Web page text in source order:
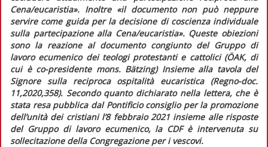
Cena/eucaristia». Inoltre «il documento non può neppure
servire come guida per la decisione di coscienza individuale
sulla partecipazione alla Cena/eucaristia». Queste obiezioni
sono la reazione al documento congiunto del Gruppo di
lavoro ecumenico dei teologi protestanti e cattolici (ÖAK, di
cui è co-presidente mons. Bätzing) Insieme alla tavola del
Signore sulla reciproca ospitalità eucaristica (Regno-doc.
11,2020,358). Secondo quanto dichiarato nella lettera, che è
stata resa pubblica dal Pontificio consiglio per la promozione
dell’unità dei cristiani l’8 febbraio 2021 insieme alle risposte
del Gruppo di lavoro ecumenico, la CDF è intervenuta su
sollecitazione della Congregazione per i vescovi.